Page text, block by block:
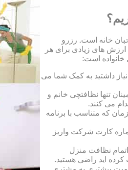
خانه است. رزرو
های زیادی برای هر
خانواده است:
داشتید به کمک شما می
تنها نظافتچی خانم و
می کنند.
که متناسب با برنامه
کارت شرکت واریز
نظافت منزل
اید راضی هستید.